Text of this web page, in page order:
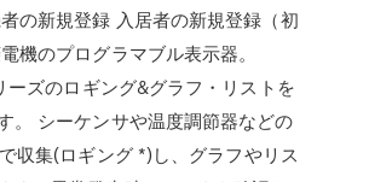
の新規登録 入居者の新規登録（初
機のプログラマブル表示器。
ズのロギング&グラフ・リストを
。 シーケンサや温度調節器などの
収集(ロギング *)し、グラフやリス